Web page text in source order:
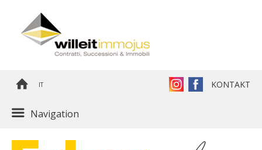
IT KONTAKT
Navigation